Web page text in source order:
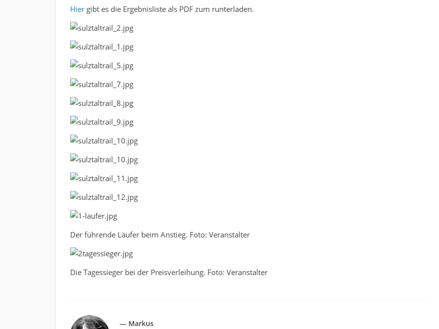
Hier gibt es die Ergebnisliste als PDF zum runterladen.
Der führende Läufer beim Anstieg. Foto: Veranstalter
Die Tagessieger bei der Preisverleihung. Foto: Veranstalter
— Markus